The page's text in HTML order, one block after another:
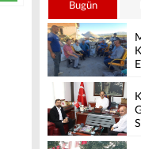
Bugün